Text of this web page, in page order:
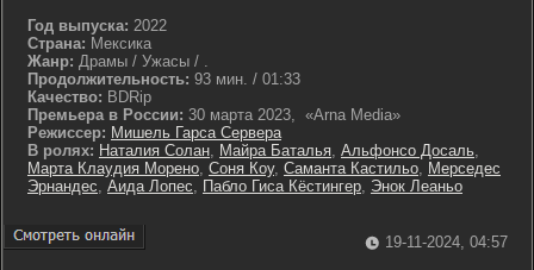
Год выпуска: 2022
Страна: Мексика
Жанр: Драмы / Ужасы / .
Продолжительность: 93 мин. / 01:33
Качество: BDRip
Премьера в России: 30 марта 2023, «Arna Media»
Режиссер: Мишель Гарса Сервера
В ролях: Наталия Солан, Майра Баталья, Альфонсо Досаль,
Марта Клаудия Морено, Соня Коу, Саманта Кастильо, Мерседес
Эрнандес, Аида Лопес, Пабло Гиса Кёстингер, Энок Леаньо
19-11-2024, 04:57